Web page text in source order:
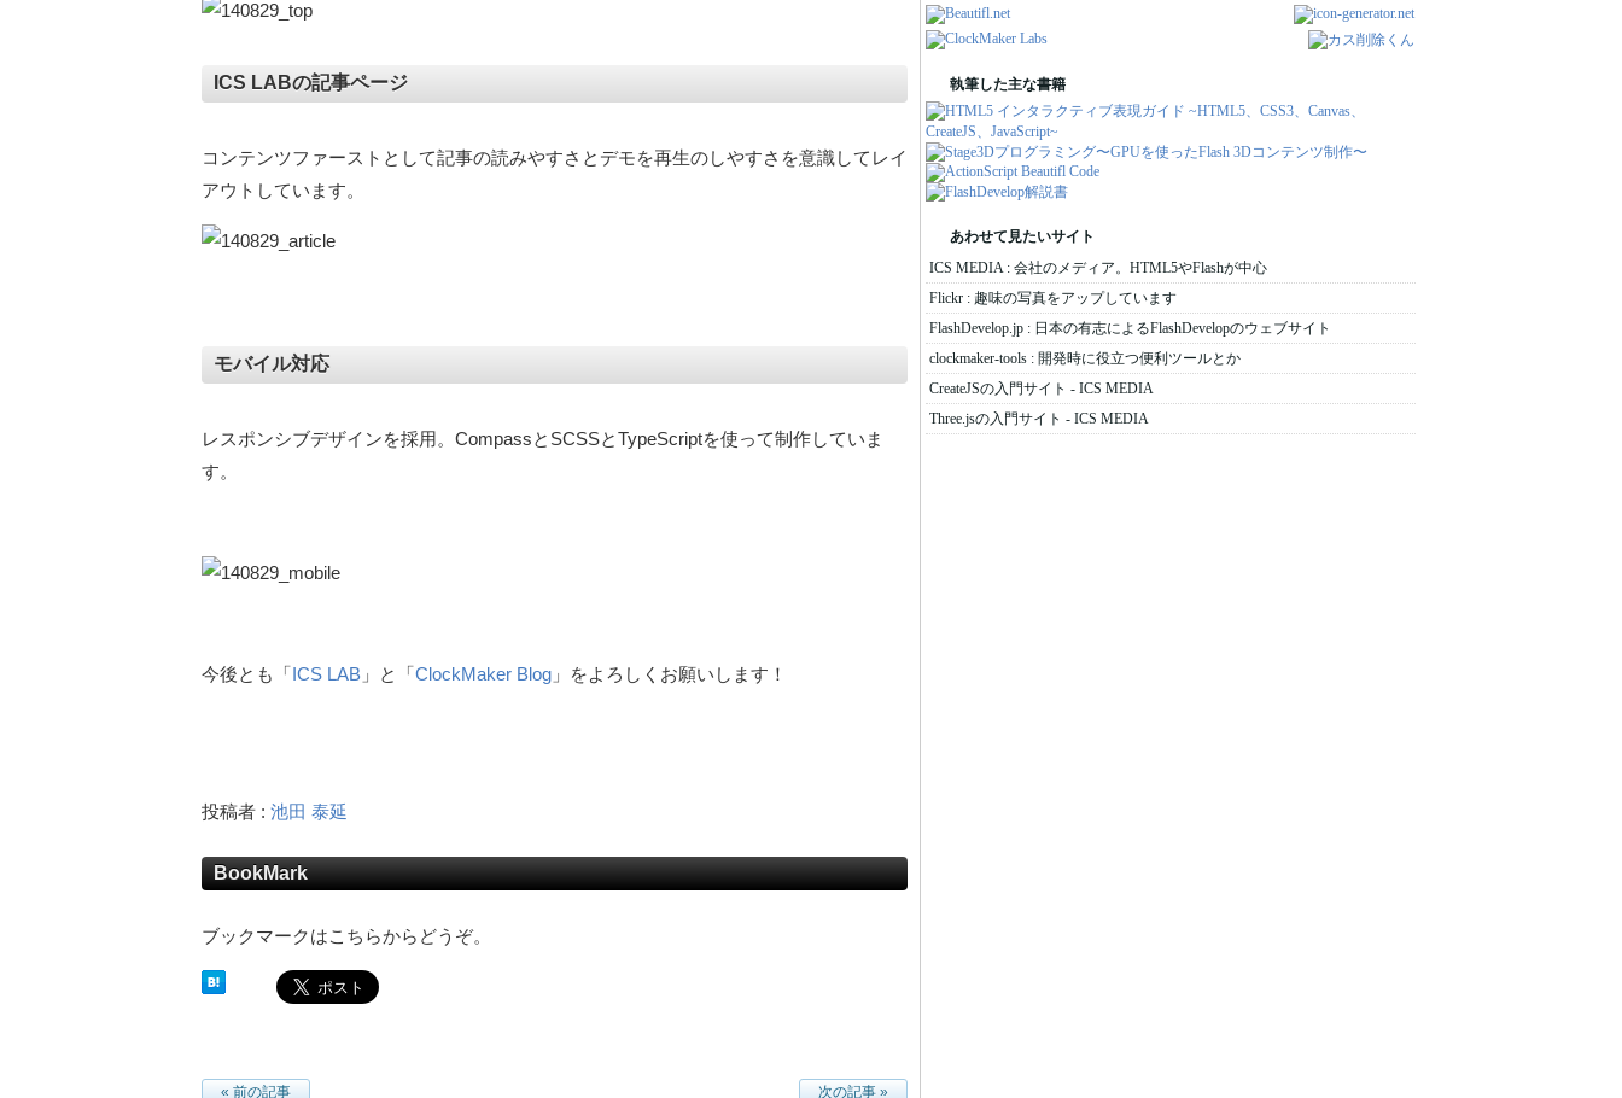
ICS LABの記事ページ
コンテンツファーストとして記事の読みやすさとデモを再生のしやすさを意識してレイ
アウトしています。
モバイル対応
レスポンシブデザインを採用。CompassとSCSSとTypeScriptを使って制作していま
す。
今後とも「ICS LAB 」と「ClockMaker Blog 」をよろしくお願いします！
投稿者 : 池田 泰延
BookMark
ブックマークはこちらからどうぞ。
« 前の記事 次の記事 »
執筆した主な書籍
あわせて見たいサイト
ICS MEDIA : 会社のメディア。HTML5やFlashが中心
Flickr : 趣味の写真をアップしています
FlashDevelop.jp : 日本の有志によるFlashDevelopのウェブサイト
clockmaker-tools : 開発時に役立つ便利ツールとか
CreateJSの入門サイト - ICS MEDIA
Three.jsの入門サイト - ICS MEDIA